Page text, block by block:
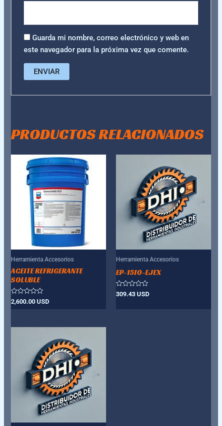
Guarda mi nombre, correo electrónico y web en
este navegador para la próxima vez que comente.
PRODUCTOS RELACIONADOS
Herramienta Accesorios
ACEITE REFRIGERANTE
SOLUBLE
Valorado
con
2,600.00USD
Herramienta Accesorios
EP-1510-EJEX
Valorado
con
309.43 USD